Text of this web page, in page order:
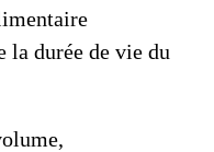
la durée de vie du